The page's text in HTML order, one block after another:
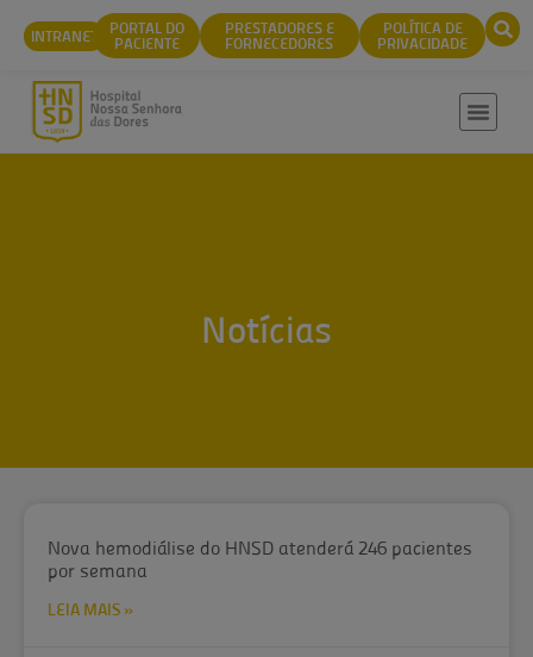
conteúdo
INTRANET PORTAL DO
PACIENTE
PRESTADORES E
FORNECEDORES
POLÍTICA DE
PRIVACIDADE
Notícias
Nova hemodiálise do HNSD atenderá 246 pacientes
por semana
LEIA MAIS »